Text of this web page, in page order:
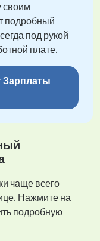
своим
подробный
под рукой
плате.
Зарплаты
чаще всего
Нажмите на
подробную